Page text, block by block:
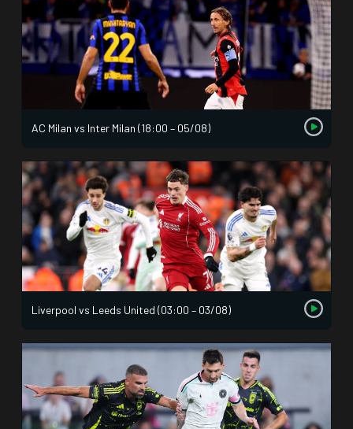
AC Milan vs Inter Milan (18:00 – 05/08)
Liverpool vs Leeds United (03:00 – 03/08)